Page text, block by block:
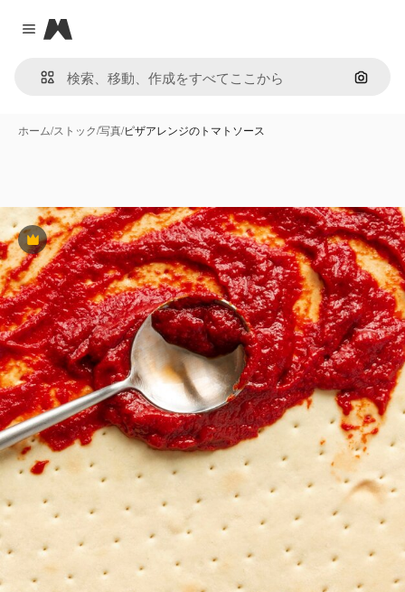
Close menu
Magnific
画像で
ホーム/ストック/写真/ピザアレンジのトマトソース
Premium